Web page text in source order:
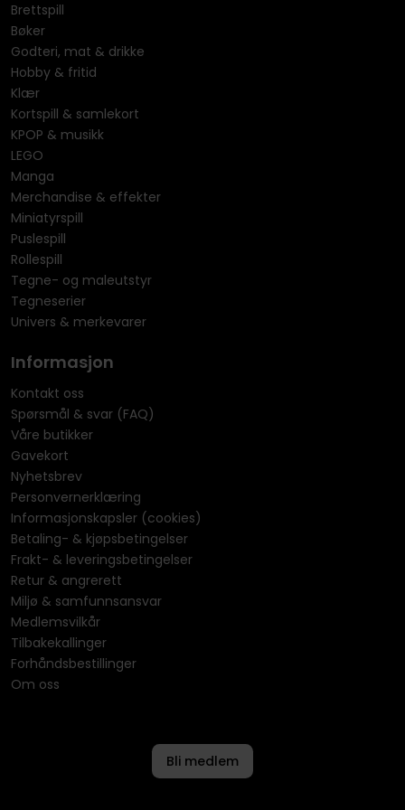
Brettspill
Bøker
Godteri, mat & drikke
Hobby & fritid
Klær
Kortspill & samlekort
KPOP & musikk
LEGO
Manga
Merchandise & effekter
Miniatyrspill
Puslespill
Rollespill
Tegne- og maleutstyr
Tegneserier
Univers & merkevarer
Informasjon
Kontakt oss
Spørsmål & svar (FAQ)
Våre butikker
Gavekort
Nyhetsbrev
Personvernerklæring
Informasjonskapsler (cookies)
Betaling- & kjøpsbetingelser
Frakt- & leveringsbetingelser
Retur & angrerett
Miljø & samfunnsansvar
Medlemsvilkår
Tilbakekallinger
Forhåndsbestillinger
Om oss
Bli medlem